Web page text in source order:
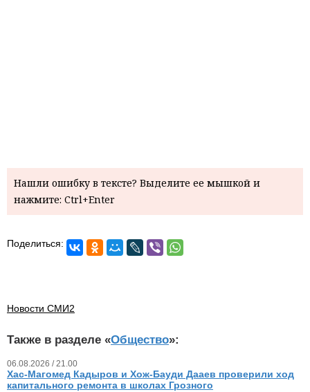
Нашли ошибку в тексте? Выделите ее мышкой и
нажмите: Ctrl+Enter
Поделиться:
Новости СМИ2
Также в разделе «Общество»:
06.08.2026 / 21.00
Хас-Магомед Кадыров и Хож-Бауди Дааев проверили ход
капитального ремонта в школах Грозного